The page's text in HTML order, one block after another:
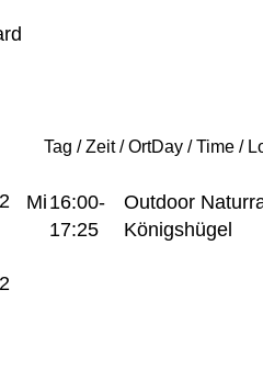
Tag / Zeit / OrtDay / Time /
Mi16:00-
17:25
Outdoor
Königshügel